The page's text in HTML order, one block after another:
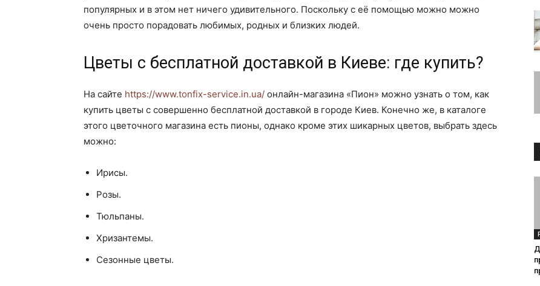
популярных и в этом нет ничего удивительного. Поскольку с её помощью можно можно
очень просто порадовать любимых, родных и близких людей.
Цветы с бесплатной доставкой в Киеве: где купить?
На сайте https://www.tonfix-service.in.ua/ онлайн-магазина «Пион» можно узнать о том, как
купить цветы с совершенно бесплатной доставкой в городе Киев. Конечно же, в каталоге
этого цветочного магазина есть пионы, однако кроме этих шикарных цветов, выбрать здесь
можно:
Ирисы.
Розы.
Тюльпаны.
Хризантемы.
Сезонные цветы.